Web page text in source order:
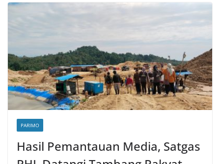
PARIMO
Hasil Pemantauan Media, Satgas